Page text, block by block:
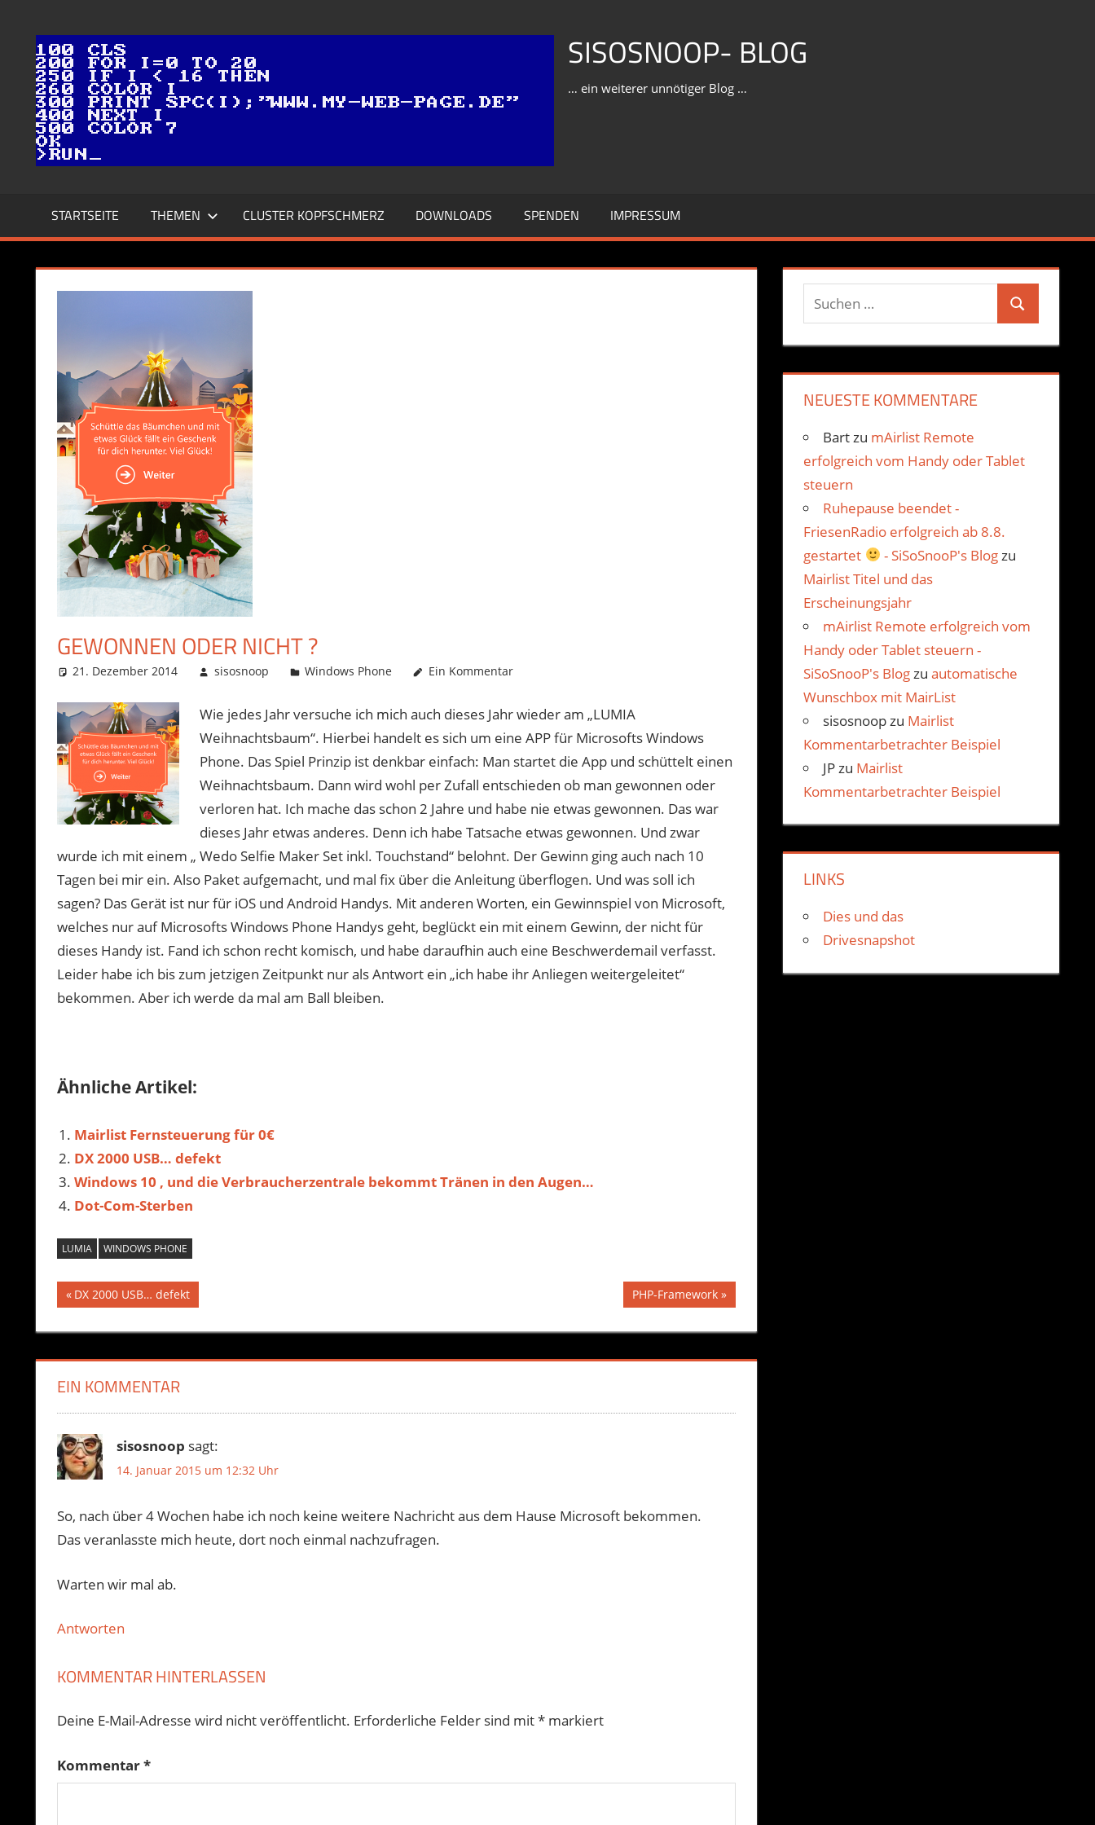
springen
SISOSNOOP- BLOG
… ein weiterer unnötiger Blog …
STARTSEITE THEMEN CLUSTER KOPFSCHMERZ DOWNLOADS SPENDEN IMPRESSUM
GEWONNEN ODER NICHT ?
21. Dezember 2014 sisosnoop Windows Phone Ein Kommentar
Wie jedes Jahr versuche ich mich auch dieses Jahr wieder am „LUMIA
Weihnachtsbaum“. Hierbei handelt es sich um eine APP für Microsofts Windows
Phone. Das Spiel Prinzip ist denkbar einfach: Man startet die App und schüttelt einen
Weihnachtsbaum. Dann wird wohl per Zufall entschieden ob man gewonnen oder
verloren hat. Ich mache das schon 2 Jahre und habe nie etwas gewonnen. Das war
dieses Jahr etwas anderes. Denn ich habe Tatsache etwas gewonnen. Und zwar
wurde ich mit einem „ Wedo Selfie Maker Set inkl. Touchstand“ belohnt. Der Gewinn ging auch nach 10
Tagen bei mir ein. Also Paket aufgemacht, und mal fix über die Anleitung überflogen. Und was soll ich
sagen? Das Gerät ist nur für iOS und Android Handys. Mit anderen Worten, ein Gewinnspiel von Microsoft,
welches nur auf Microsofts Windows Phone Handys geht, beglückt ein mit einem Gewinn, der nicht für
dieses Handy ist. Fand ich schon recht komisch, und habe daraufhin auch eine Beschwerdemail verfasst.
Leider habe ich bis zum jetzigen Zeitpunkt nur als Antwort ein „ich habe ihr Anliegen weitergeleitet“
bekommen. Aber ich werde da mal am Ball bleiben.
Ähnliche Artikel:
Mairlist Fernsteuerung für 0€
DX 2000 USB… defekt
Windows 10 , und die Verbraucherzentrale bekommt Tränen in den Augen…
Dot-Com-Sterben
LUMIA WINDOWS PHONE
Beitragsnavigation
Vorheriger
Beitrag:
DX 2000 USB… defekt
Nächster
Beitrag:
PHP-Framework
EIN KOMMENTAR
sisosnoop sagt:
14. Januar 2015 um 12:32 Uhr
So, nach über 4 Wochen habe ich noch keine weitere Nachricht aus dem Hause Microsoft bekommen.
Das veranlasste mich heute, dort noch einmal nachzufragen.
Warten wir mal ab.
Antworten
KOMMENTAR HINTERLASSEN
Deine E-Mail-Adresse wird nicht veröffentlicht. Erforderliche Felder sind mit*markiert
Kommentar*
Suchen
nach:
Suchen
NEUESTE KOMMENTARE
Bart zu mAirlist Remote
erfolgreich vom Handy oder Tablet
steuern
Ruhepause beendet -
FriesenRadio erfolgreich ab 8.8.
gestartet
- SiSoSnooP's Blogzu
Mairlist Titel und das
Erscheinungsjahr
mAirlist Remote erfolgreich vom
Handy oder Tablet steuern -
SiSoSnooP's Blog zuautomatische
Wunschbox mit MairList
sisosnoop zu Mairlist
Kommentarbetrachter Beispiel
JP zu Mairlist
Kommentarbetrachter Beispiel
LINKS
Dies und das
Drivesnapshot